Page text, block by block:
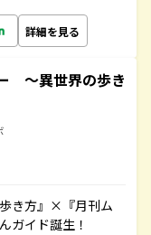
詳細を見る
～異世界の歩き
き方』×『月刊ム
ガイド誕生！